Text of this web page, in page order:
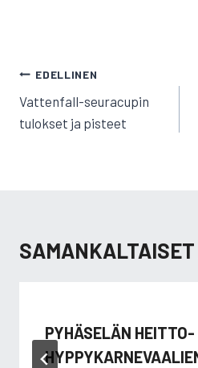
ARTIKKELIEN
SELAUS
EDELLINEN
Vattenfall-seuracupin
tulokset ja pisteet
PYHÄSELÄN HEITTO-